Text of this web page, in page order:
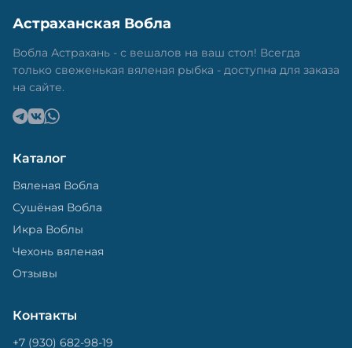
Астраханская Вобла
Вобла Астрахань - с вешалов на ваш стол! Всегда
только свеженькая вяленая рыбка - доступна для заказа
на сайте.
Каталог
Вяленая Вобла
Сушёная Вобла
Икра Воблы
Чехонь вяленая
Отзывы
Контакты
+7 (930) 682-98-19